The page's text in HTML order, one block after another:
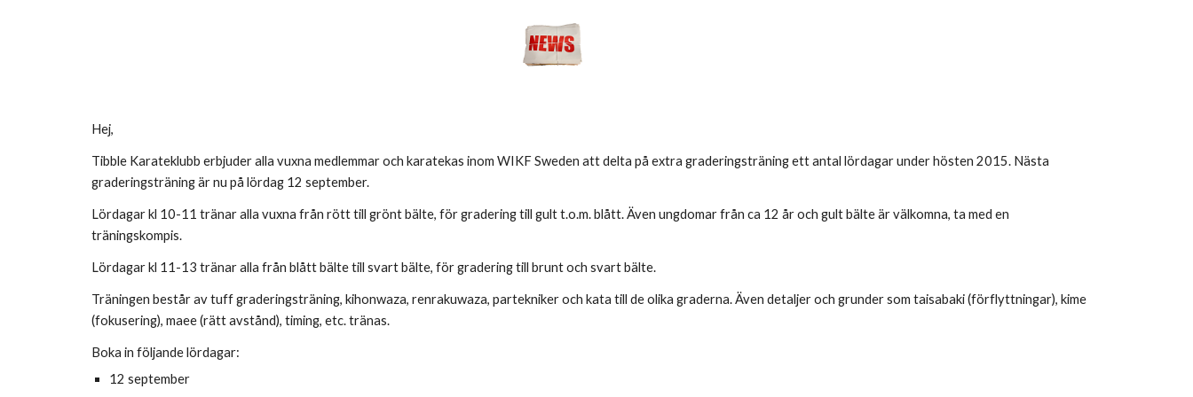
Hej,
Tibble Karateklubb erbjuder alla vuxna medlemmar och karatekas inom WIKF Sweden att delta på extra graderingsträning ett antal lördagar under hösten 2015. Nästa
graderingsträning är nu på lördag 12 september.
Lördagar kl 10-11 tränar alla vuxna från rött till grönt bälte, för gradering till gult t.o.m. blått. Även ungdomar från ca 12 år och gult bälte är välkomna, ta med en
träningskompis.
Lördagar kl 11-13 tränar alla från blått bälte till svart bälte, för gradering till brunt och svart bälte.
Träningen består av tuff graderingsträning, kihonwaza, renrakuwaza, partekniker och kata till de olika graderna. Även detaljer och grunder som taisabaki (förflyttningar), kime
(fokusering), maee (rätt avstånd), timing, etc. tränas.
Boka in följande lördagar:
12 september